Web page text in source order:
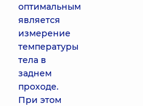
оптимальным
является
измерение
температуры
тела в
заднем
проходе.
При этом